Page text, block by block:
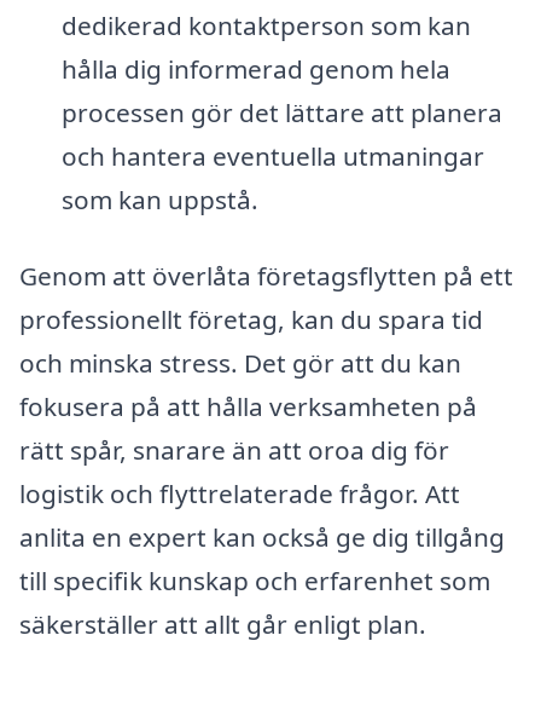
dedikerad kontaktperson som kan
hålla dig informerad genom hela
processen gör det lättare att planera
och hantera eventuella utmaningar
som kan uppstå.
Genom att överlåta företagsflytten på ett
professionellt företag, kan du spara tid
och minska stress. Det gör att du kan
fokusera på att hålla verksamheten på
rätt spår, snarare än att oroa dig för
logistik och flyttrelaterade frågor. Att
anlita en expert kan också ge dig tillgång
till specifik kunskap och erfarenhet som
säkerställer att allt går enligt plan.